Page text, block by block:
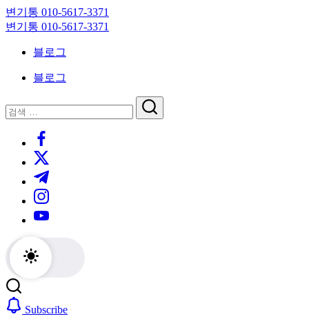
Skip
to
content
변기통 010-5617-3371
변
대
기
변기통 010-5617-3371
크
대
기
블로그
블로그
닫
기
검
검
https://www.facebook.com/
https://twitter.com/
https://t.me/
https://www.instagram.com/
https://youtube.com/
Subscribe